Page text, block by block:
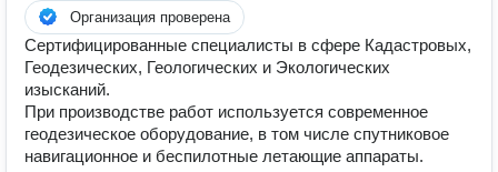
Организация проверена
Сертифицированные специалисты в сфере Кадастровых,
Геодезических, Геологических и Экологических
изысканий.
При производстве работ используется современное
геодезическое оборудование, в том числе спутниковое
навигационное и беспилотные летающие аппараты.